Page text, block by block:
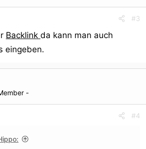
#3
Backlink da kann man auch
eingeben.
-
#4